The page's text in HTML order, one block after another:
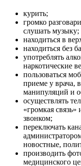
курить;
громко
слушать музыку;
находиться в
находиться без
употреблять
наркотические
пользоваться
приеме у врача,
манипуляций и
осуществлять
«громкая
звонком;
переключать
новостные,
производить
медицинского